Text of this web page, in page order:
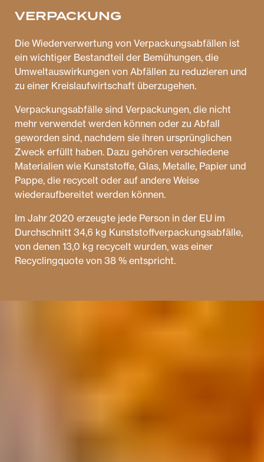
VERPACKUNG
Die Wiederverwertung von Verpackungsabfällen ist
ein wichtiger Bestandteil der Bemühungen, die
Umweltauswirkungen von Abfällen zu reduzieren und
zu einer Kreislaufwirtschaft überzugehen.
Verpackungsabfälle sind Verpackungen, die nicht
mehr verwendet werden können oder zu Abfall
geworden sind, nachdem sie ihren ursprünglichen
Zweck erfüllt haben. Dazu gehören verschiedene
Materialien wie Kunststoffe, Glas, Metalle, Papier und
Pappe, die recycelt oder auf andere Weise
wiederaufbereitet werden können.
Im Jahr 2020 erzeugte jede Person in der EU im
Durchschnitt 34,6 kg Kunststoffverpackungsabfälle,
von denen 13,0 kg recycelt wurden, was einer
Recyclingquote von 38 % entspricht.